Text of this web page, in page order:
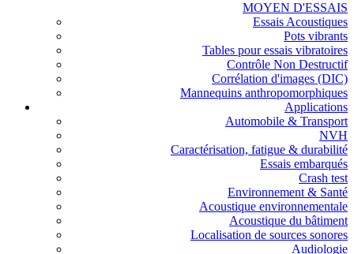
MOYEN D'ESSAIS
Essais Acoustiques
Pots vibrants
Tables pour essais vibratoires
Contrôle Non Destructif
Corrélation d'images (DIC)
Mannequins anthropomorphiques
Applications
Automobile & Transport
NVH
Caractérisation, fatigue & durabilité
Essais embarqués
Crash test
Environnement & Santé
Acoustique environnementale
Acoustique du bâtiment
Localisation de sources sonores
Audiologie